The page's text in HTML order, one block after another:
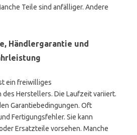
Teile sind anfälliger. Andere
Händlergarantie und
ein freiwilliges
Herstellers. Die Laufzeit variiert.
Garantiebedingungen. Oft
Fertigungsfehler. Sie kann
Ersatzteile vorsehen. Manche